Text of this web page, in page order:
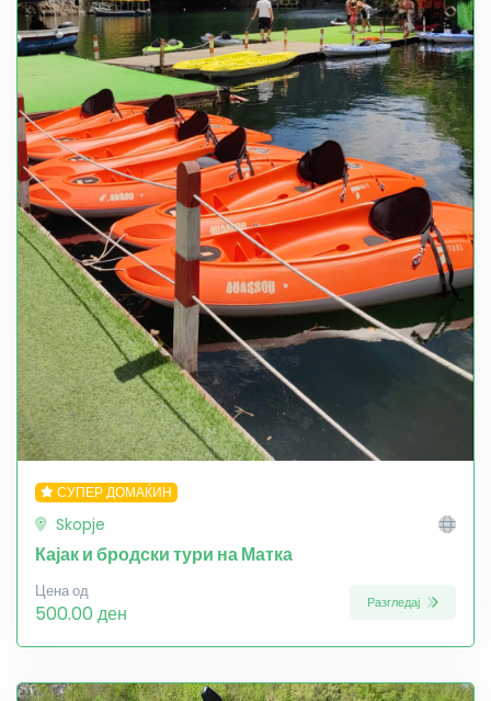
СУПЕР ДОМАЌИН
Skopje
Кајак и бродски тури на Матка
Цена од
500.00 ден Разгледај